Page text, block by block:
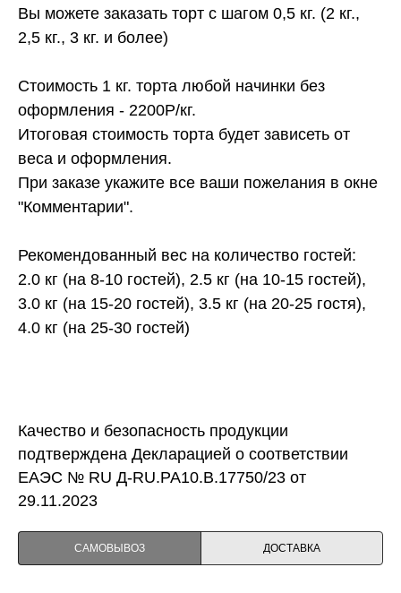
Вы можете заказать торт с шагом 0,5 кг. (2 кг.,
2,5 кг., 3 кг. и более)
Стоимость 1 кг. торта любой начинки без
оформления - 2200Р/кг.
Итоговая стоимость торта будет зависеть от
веса и оформления.
При заказе укажите все ваши пожелания в окне
"Комментарии".
Рекомендованный вес на количество гостей:
2.0 кг (на 8-10 гостей), 2.5 кг (на 10-15 гостей),
3.0 кг (на 15-20 гостей), 3.5 кг (на 20-25 гостя),
4.0 кг (на 25-30 гостей)
Качество и безопасность продукции
подтверждена Декларацией о соответствии
ЕАЭС № RU Д-RU.PA10.B.17750/23 от
29.11.2023
САМОВЫВОЗ ДОСТАВКА